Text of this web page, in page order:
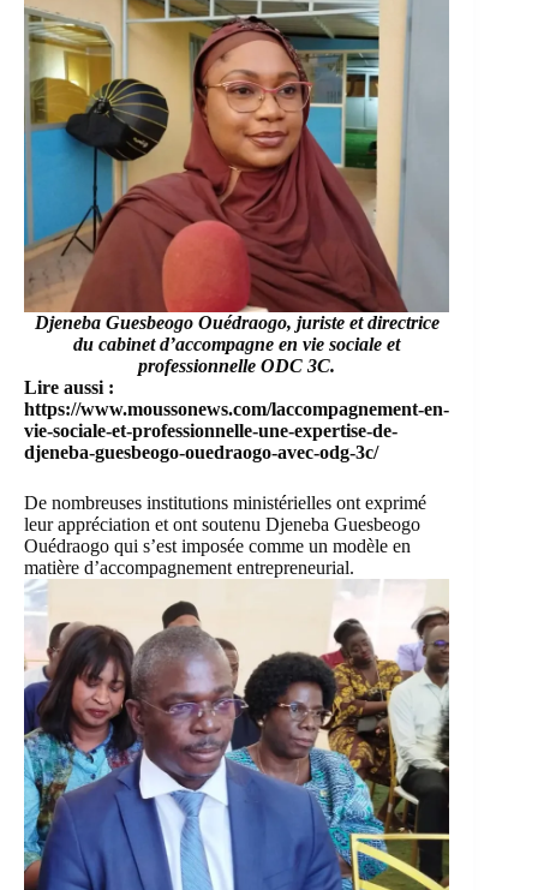
Djeneba Guesbeogo Ouédraogo, juriste et directrice
du cabinet d’accompagne en vie sociale et
professionnelle ODC 3C.
Lire aussi :
https://www.moussonews.com/laccompagnement-en-
vie-sociale-et-professionnelle-une-expertise-de-
djeneba-guesbeogo-ouedraogo-avec-odg-3c/
De nombreuses institutions ministérielles ont exprimé
leur appréciation et ont soutenu Djeneba Guesbeogo
Ouédraogo qui s’est imposée comme un modèle en
matière d’accompagnement entrepreneurial.